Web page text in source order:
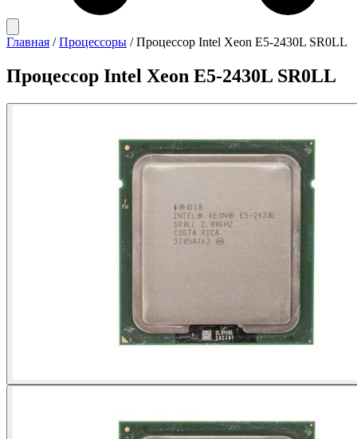
Главная / Процессоры / Процессор Intel Xeon E5-2430L SR0LL
Процессор Intel Xeon E5-2430L SR0LL